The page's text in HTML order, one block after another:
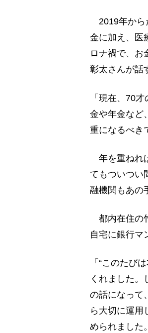
2019年から
金に加え、医
ロナ禍で、お
彰太さんが話
「現在、70
金や年金など
重になるべき
年を重ねれ
てもついつい
融機関もあの
都内在住の
自宅に銀行マ
「“このたび
くれました。
の話になって
ら大切に運用
められました